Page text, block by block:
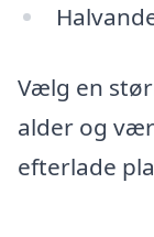
Vælg en
alder og
efterlade